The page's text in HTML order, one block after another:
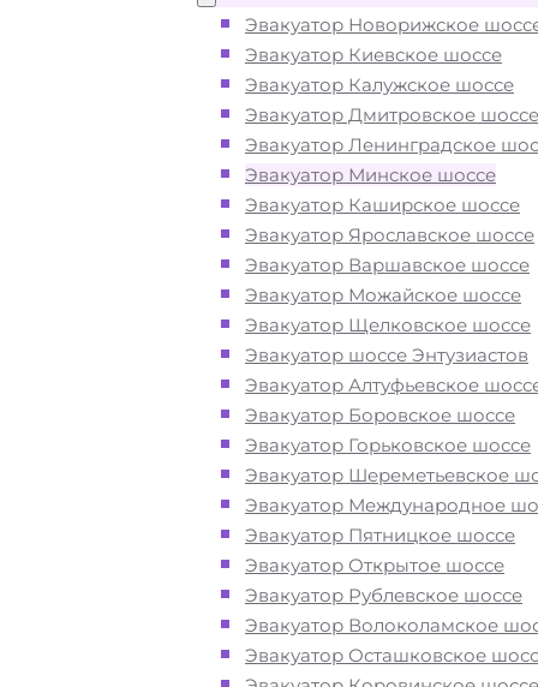
Эвакуатор Новорижское
Эвакуатор Киевское шоссе
Эвакуатор Калужское шоссе
Эвакуатор Дмитровское шоссе
Эвакуатор Ленинградское
Эвакуатор Минское шоссе
Эвакуатор Каширское шоссе
Эвакуатор Ярославское шоссе
Эвакуатор Варшавское шоссе
Эвакуатор Можайское шоссе
Эвакуатор Щелковское шоссе
Эвакуатор шоссе Энтузиастов
Эвакуатор Алтуфьевское
Эвакуатор Боровское шоссе
Эвакуатор Горьковское шоссе
Эвакуатор Шереметьевское
Эвакуатор Международное
Эвакуатор Пятницкое шоссе
Эвакуатор Открытое шоссе
Эвакуатор Рублевское шоссе
Эвакуатор Волоколамское
Эвакуатор Осташковское
Погрузим бережно- в наличии
оборудование для эвакуации и
перевозки автомобиля с Минского
шоссе при поломке или после ДТП
Перевезём аккуратно- за рулем
автоэвакуаторов только водители
профессионалы
Цена известна при заказе услуги
Минское шоссе
доступная стоимость услуг без
Круглосуточная поддержка-
службы эвакуации на Минском
осуществляется 24 часа в сутки
Закажите услугу "эвакуатор
Москва"по номеру